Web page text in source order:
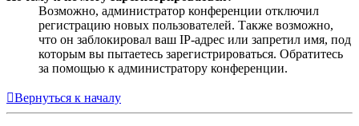
Возможно, администратор конференции отключил
регистрацию новых пользователей. Также возможно,
что он заблокировал ваш IP-адрес или запретил имя, под
которым вы пытаетесь зарегистрироваться. Обратитесь
за помощью к администратору конференции.
Вернуться к началу